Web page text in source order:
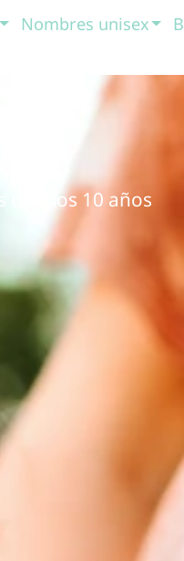
Nombres unisex
últimos 10 años